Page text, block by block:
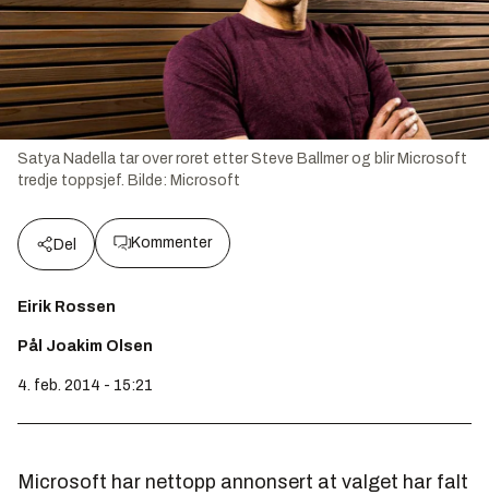
Satya Nadella tar over roret etter Steve Ballmer og blir Microsoft
tredje toppsjef. Bilde: Microsoft
Del Kommenter
Eirik Rossen
Pål Joakim Olsen
4. feb. 2014 - 15:21
Microsoft har nettopp annonsert at valget har falt